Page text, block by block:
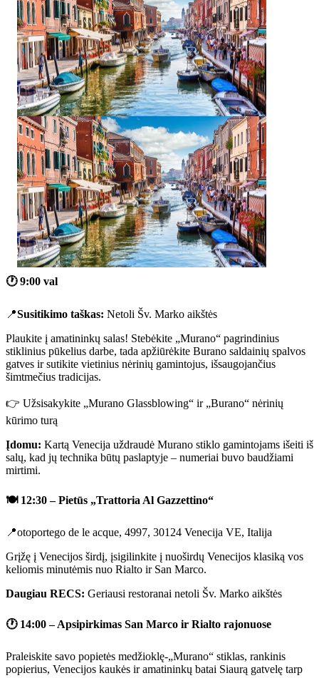
🕐9:00 val
📍Susitikimo taškas: Netoli Šv. Marko aikštės
Plaukite į amatininkų salas! Stebėkite „Murano“ pagrindinius
stiklinius pūkelius darbe, tada apžiūrėkite Burano saldainių spalvos
gatves ir sutikite vietinius nėrinių gamintojus, išsaugojančius
šimtmečius tradicijas.
👉 Užsisakykite „Murano Glassblowing“ ir „Burano“ nėrinių
kūrimo turą
Įdomu: Kartą Venecija uždraudė Murano stiklo gamintojams išeiti iš
salų, kad jų technika būtų paslaptyje – numeriai buvo baudžiami
mirtimi.
🍽️ 12:30 – Pietūs „Trattoria Al Gazzettino“
📍otoportego de le acque, 4997, 30124 Venecija VE, Italija
Grįžę į Venecijos širdį, įsigilinkite į nuoširdų Venecijos klasiką vos
keliomis minutėmis nuo Rialto ir San Marco.
Daugiau RECS: Geriausi restoranai netoli Šv. Marko aikštės
🕐14:00 – Apsipirkimas San Marco ir Rialto rajonuose
Praleiskite savo popietės medžioklę-„Murano“ stiklas, rankinis
popierius, Venecijos kaukės ir amatininkų batai Siaurą gatvelę tarp